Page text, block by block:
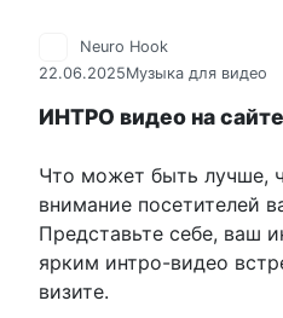
Neuro Hook
22.06.2025Музыка для видео
ИНТРО видео на сайте
Что может быть лучше,
внимание посетителей
Представьте себе, ваш
ярким интро-видео
визите.